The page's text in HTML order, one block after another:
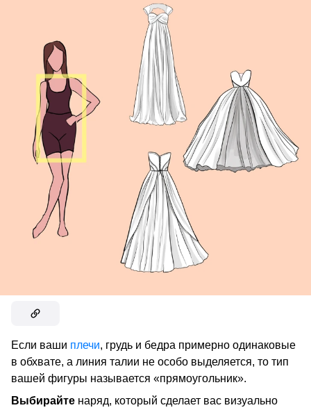
Если ваши плечи, грудь и бедра примерно одинаковые
в обхвате, а линия талии не особо выделяется, то тип
вашей фигуры называется «прямоугольник».
Выбирайте наряд, который сделает вас визуально